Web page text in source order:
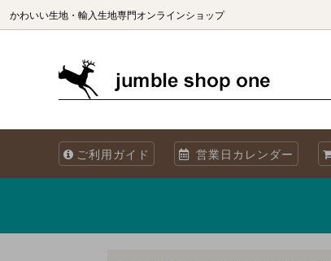
かわいい生地・輸入生地専門オンラインショップ
オリジナル生地 Sewslow
生地をコレクションで選ぶ
当店について
ご利用ガイド 営業日カレンダー